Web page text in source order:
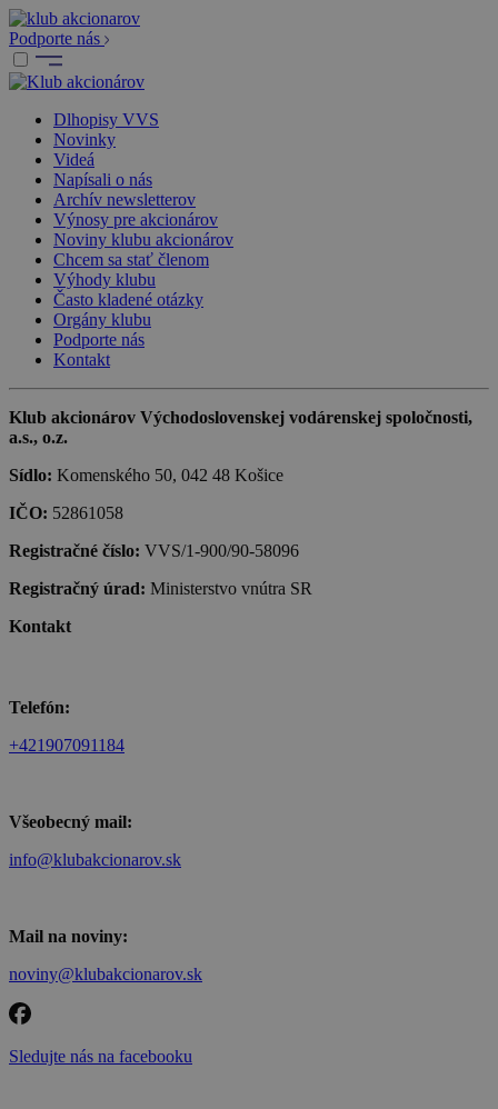
Podporte nás
Dlhopisy VVS
Novinky
Videá
Napísali o nás
Archív newsletterov
Výnosy pre akcionárov
Noviny klubu akcionárov
Chcem sa stať členom
Výhody klubu
Často kladené otázky
Orgány klubu
Podporte nás
Kontakt
Klub akcionárov Východoslovenskej vodárenskej spoločnosti,
a.s., o.z.
Sídlo: Komenského 50, 042 48 Košice
IČO: 52861058
Registračné číslo: VVS/1-900/90-58096
Registračný úrad: Ministerstvo vnútra SR
Kontakt
Telefón:
+421907091184
Všeobecný mail:
info@klubakcionarov.sk
Mail na noviny:
noviny@klubakcionarov.sk
Sledujte nás na facebooku